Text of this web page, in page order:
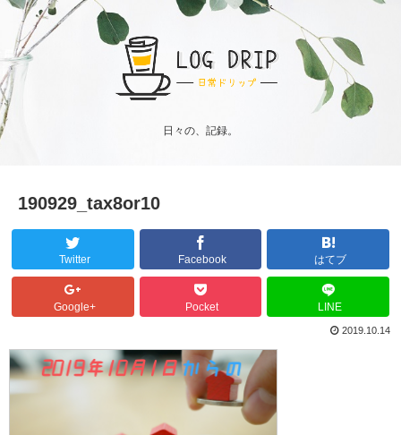
日々の、記録。
190929_tax8or10
Twitter Facebook はてブ
Google+ Pocket LINE
2019.10.14